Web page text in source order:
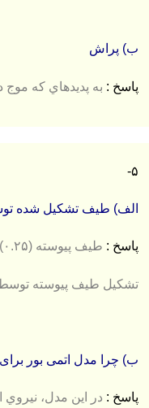
ب) پراش
پاسخ : به پدیدهاي که
۵-
الف) طیف تشکیل شده
پاسخ : طیف پیوسته (۰.۲۵)
تشکیل طیف پیوسته توسط
ب) چرا مدل اتمی بور
پاسخ : در این مدل،